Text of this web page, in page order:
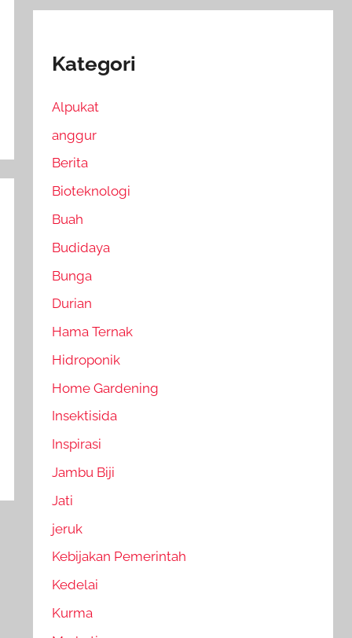
Kategori
Alpukat
anggur
Berita
Bioteknologi
Buah
Budidaya
Bunga
Durian
Hama Ternak
Hidroponik
Home Gardening
Insektisida
Inspirasi
Jambu Biji
Jati
jeruk
Kebijakan Pemerintah
Kedelai
Kurma